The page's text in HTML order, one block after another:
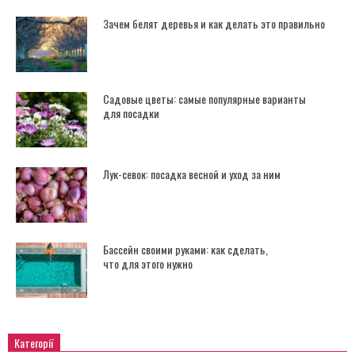
Зачем белят деревья и как делать это правильно
Садовые цветы: самые популярные варианты
для посадки
Лук-севок: посадка весной и уход за ним
Бассейн своими руками: как сделать,
что для этого нужно
Категорії